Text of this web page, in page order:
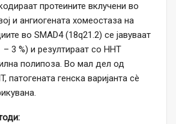
протеините вклучени во
и ангиогената хомеостаза на
во SMAD4 (18q21.2) се јавуваат
3 %) и резултираат со HHT
полипоза. Во мал дел од
патогената генска варијанта сè